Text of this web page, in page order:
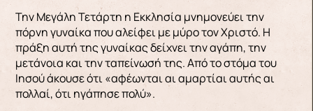
Την Μεγάλη Τετάρτη η Εκκλησία μνημονεύει την
πόρνη γυναίκα που αλείφει με μύρο τον Χριστό. Η
πράξη αυτή της γυναίκας δείχνει την αγάπη, την
μετάνοια και την ταπείνωσή της. Από το στόμα του
Ιησού άκουσε ότι «αφέωνται αι αμαρτίαι αυτής αι
πολλαί, ότι ηγάπησε πολύ».